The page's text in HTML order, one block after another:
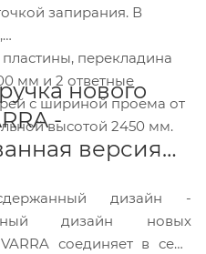
запирания. В
перекладина
мм и 2 ответные
с шириной проема от
высотой 2450 мм.
нового
-
версия
дизайн -
дизайн новых
соединяет в себе